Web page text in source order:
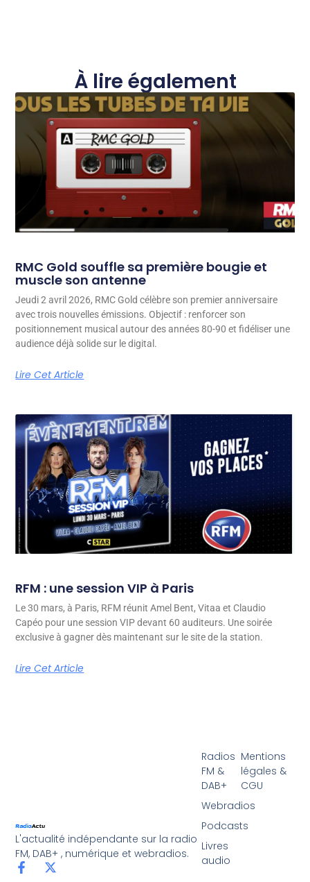
À lire également
RMC Gold souffle sa première bougie et
muscle son antenne
Jeudi 2 avril 2026, RMC Gold célèbre son premier anniversaire
avec trois nouvelles émissions. Objectif : renforcer son
positionnement musical autour des années 80-90 et fidéliser une
audience déjà solide sur le digital.
Lire Cet Article
RFM : une session VIP à Paris
Le 30 mars, à Paris, RFM réunit Amel Bent, Vitaa et Claudio
Capéo pour une session VIP devant 60 auditeurs. Une soirée
exclusive à gagner dès maintenant sur le site de la station.
Lire Cet Article
L'actualité indépendante sur la radio
FM, DAB+ , numérique et webradios.
Radios
FM &
DAB+
Webradios
Podcasts
Livres
audio
Mentions
légales &
CGU